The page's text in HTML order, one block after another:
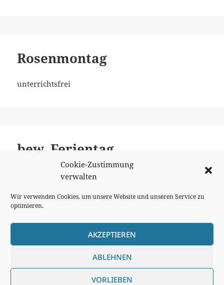
Cookie-Zustimmung
verwalten
Wir verwenden Cookies, um unsere Website und unseren Service zu
optimieren.
AKZEPTIEREN
ABLEHNEN
VORLIEBEN
Rosenmontag
unterrichtsfrei
bew. Ferientag
unterrichtsfrei
Seitennummerierung
Beiträge